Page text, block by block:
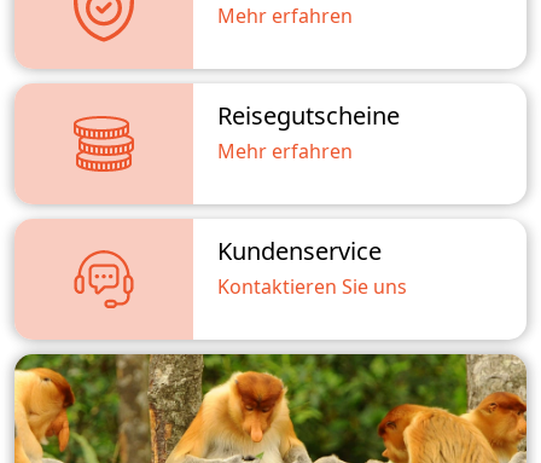
Mehr erfahren
Reisegutscheine
Mehr erfahren
Kundenservice
Kontaktieren Sie uns